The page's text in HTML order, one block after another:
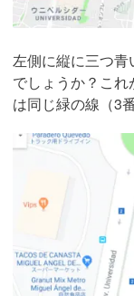
左側に縦に三つ
でしょうか？こ
は同じ緑の線（3